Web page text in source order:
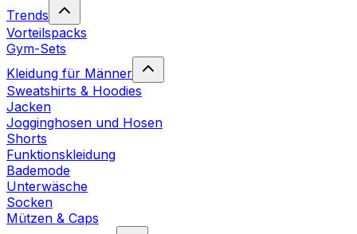
Trends
Vorteilspacks
Gym-Sets
Kleidung für Männer
Sweatshirts & Hoodies
Jacken
Jogginghosen und Hosen
Shorts
Funktionskleidung
Bademode
Unterwäsche
Socken
Mützen & Caps